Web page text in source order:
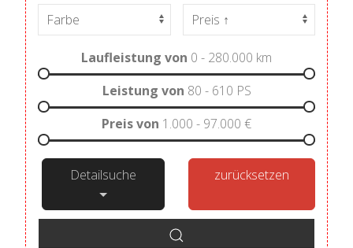
Laufleistung von 0 - 280.000 km
Leistung von 80 - 610 PS
Preis von 1.000 - 97.000 €
Detailsuche zurücksetzen